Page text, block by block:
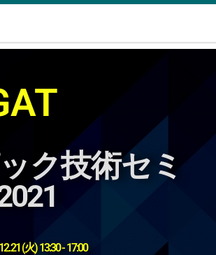
ク技術セミ
(火) 13:30 - 17:00